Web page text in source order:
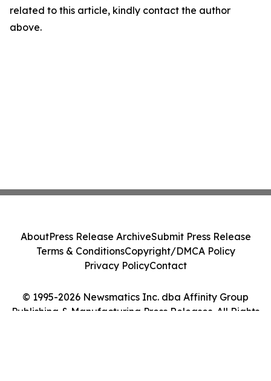
related to this article, kindly contact the author
above.
© 1995-2026 Newsmatics Inc. dba Affinity Group
Publishing & Manufacturing Press Releases. All Rights
AboutPress Release ArchiveSubmit Press Release
Terms & ConditionsCopyright/DMCA Policy
Privacy PolicyContact